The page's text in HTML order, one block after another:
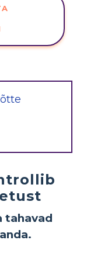
tahavad